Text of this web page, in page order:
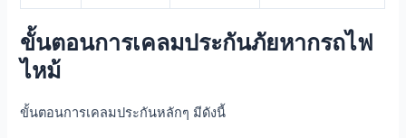
ขั้นตอนการเคลมประกันภัยหากรถไฟ
ไหม้
ขั้นตอนการเคลมประกันหลักๆ มีดังนี้